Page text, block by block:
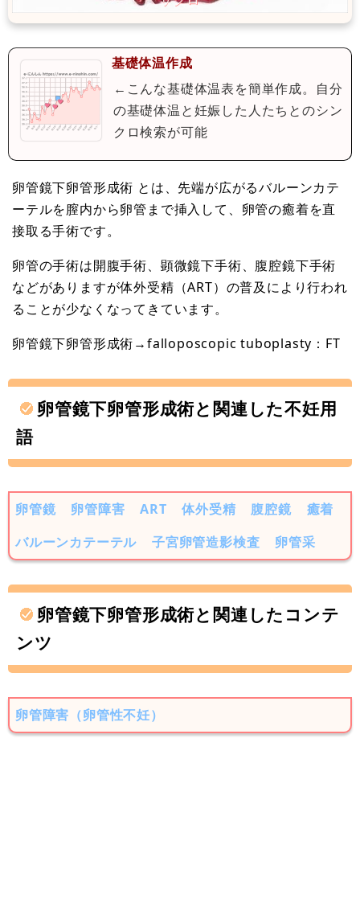
基礎体温作成
←こんな基礎体温表を簡単作成。自分
の基礎体温と妊娠した人たちとのシン
クロ検索が可能
卵管鏡下卵管形成術 とは、先端が広がるバルーンカテ
ーテルを膣内から卵管まで挿入して、卵管の癒着を直
接取る手術です。
卵管の手術は開腹手術、顕微鏡下手術、腹腔鏡下手術
などがありますが体外受精（ART）の普及により行われ
ることが少なくなってきています。
卵管鏡下卵管形成術→falloposcopic tuboplasty：FT
卵管鏡下卵管形成術と関連した不妊用
語
卵管鏡 卵管障害 ART 体外受精 腹腔鏡
癒着
バルーンカテーテル
子宮卵管造影検査 卵管采
卵管鏡下卵管形成術と関連したコンテ
ンツ
卵管障害（卵管性不妊）